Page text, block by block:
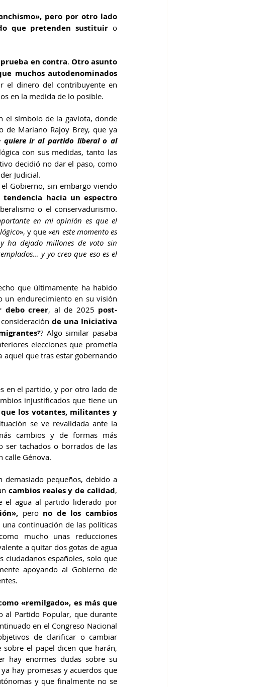
pero por otro lado
que pretenden sustituir o
en contra. Otro asunto
muchos autodenominados
el dinero del contribuyente en
en la medida de lo posible.
el símbolo de la gaviota, donde
de Mariano Rajoy Brey, que ya
quiere ir al partido liberal o al
con sus medidas, tanto las
decidió no dar el paso, como
Judicial.
Gobierno, sin embargo viendo
tendencia hacia un espectro
o el conservadurismo.
en mi opinión es que el
», y que «en este momento es
ha dejado millones de voto sin
y yo creo que eso es el
que últimamente ha habido
un endurecimiento en su visión
debo creer, al de 2025 post-
de una Iniciativa
⁷? Algo similar pasaba
elecciones que prometía
aquel que tras estar gobernando
injustificados que tiene un
los votantes, militantes y
se ve revalidada ante la
cambios y de formas más
ser tachados o borrados de las
calle Génova.
demasiado pequeños, debido a
cambios reales y de calidad,
el agua al partido liderado por
pero no de los cambios
continuación de las políticas
mucho unas reducciones
a quitar dos gotas de agua
españoles, solo que
apoyando al Gobierno de
«remilgado», es más que
al Partido Popular, que durante
en el Congreso Nacional
de clarificar o cambiar
el papel dicen que harán,
hay enormes dudas sobre su
hay promesas y acuerdos que
y que finalmente no se